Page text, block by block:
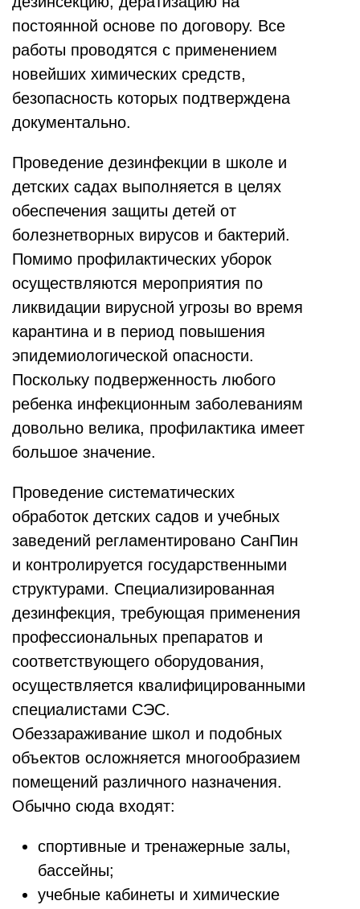
постоянной основе по договору. Все
работы проводятся с применением
новейших химических средств,
безопасность которых подтверждена
документально.
Проведение дезинфекции в школе и
детских садах выполняется в целях
обеспечения защиты детей от
болезнетворных вирусов и бактерий.
Помимо профилактических уборок
осуществляются мероприятия по
ликвидации вирусной угрозы во время
карантина и в период повышения
эпидемиологической опасности.
Поскольку подверженность любого
ребенка инфекционным заболеваниям
довольно велика, профилактика имеет
большое значение.
Проведение систематических
обработок детских садов и учебных
заведений регламентировано СанПин
и контролируется государственными
структурами. Специализированная
дезинфекция, требующая применения
профессиональных препаратов и
соответствующего оборудования,
осуществляется квалифицированными
специалистами СЭС.
Обеззараживание школ и подобных
объектов осложняется многообразием
помещений различного назначения.
Обычно сюда входят:
спортивные и тренажерные залы,
бассейны;
учебные кабинеты и химические